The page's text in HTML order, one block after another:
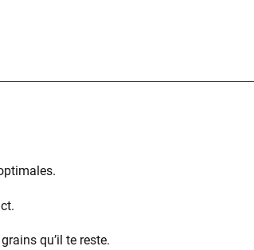
qu’il te reste.